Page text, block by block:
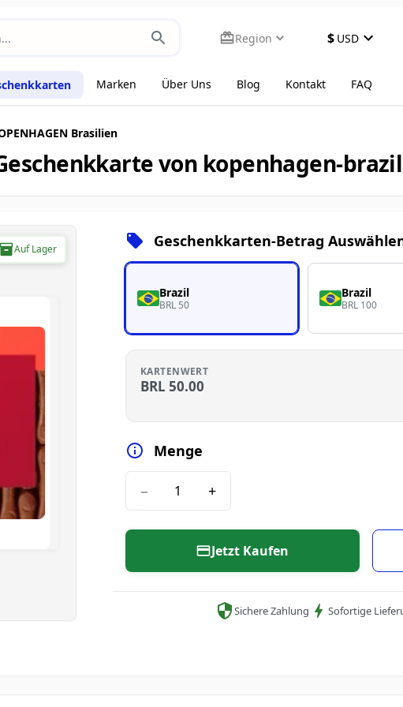
Region $ USD
Marken Über Uns Blog Kontakt FAQ
Brasilien
von kopenhagen-
Auf Lager Geschenkkarten-Betrag
Brazil
BRL 50
Brazil
BRL 100
KARTENWERT
BRL 50.00
Menge
− +
Jetzt Kaufen
Sichere Zahlung Sofortige